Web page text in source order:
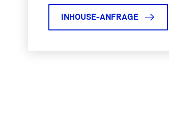
INHOUSE-ANFRAGE